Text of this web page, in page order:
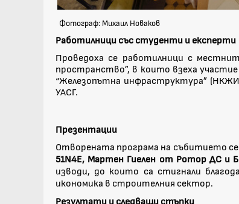
Фотограф: Михаил Новаков
Работилници със студенти и експерти
Проведоха се работилници с
пространство”, в които взеха
“Железопътна инфраструктура”
УАСГ.
Презентации
Отворената програма на събитието
51N4E, Мартен Гиелен от Ротор ДС и
изводи, до които са стигнали
икономика в строителния сектор.
Резултати и следващи стъпки